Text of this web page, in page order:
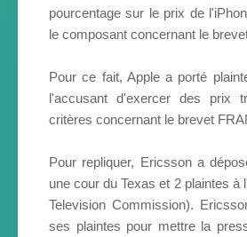
pourcentage sur le prix de
le composant concernant le
Pour ce fait, Apple a porté
l'accusant d'exercer des prix
critères concernant le brevet
Pour repliquer, Ericsson a
une cour du Texas et 2 plaintes à
Television Commission).
ses plaintes pour mettre la